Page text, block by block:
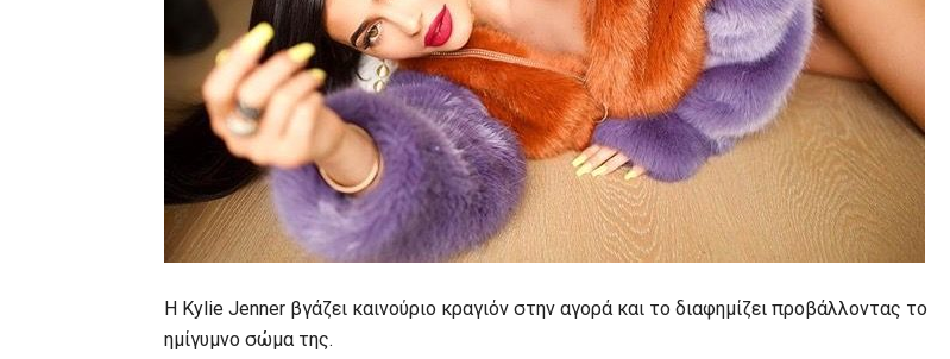
Η Kylie Jenner βγάζει καινούριο κραγιόν στην αγορά και το διαφημίζει προβάλλοντας το
ημίγυμνο σώμα της.